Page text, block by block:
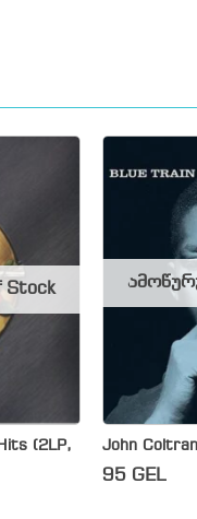
(2LP,
Stock
John
95 GEL